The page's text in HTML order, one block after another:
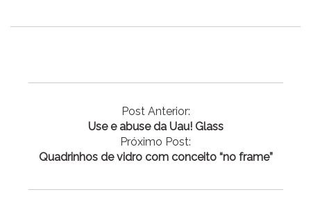
Post Anterior:
Use e abuse da Uau! Glass
Próximo Post:
Quadrinhos de vidro com conceito “no frame”